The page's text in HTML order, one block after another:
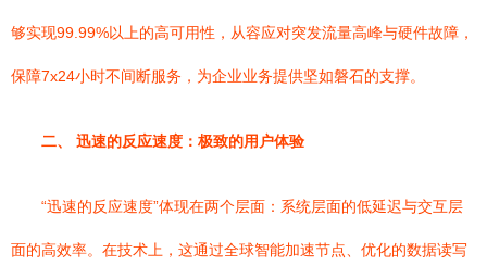
够实现99.99%以上的高可用性，从容应对突发流量高峰与硬件故障，
保障7x24小时不间断服务，为企业业务提供坚如磐石的支撑。
二、 迅速的反应速度：极致的用户体验
“迅速的反应速度”体现在两个层面：系统层面的低延迟与交互层
面的高效率。在技术上，这通过全球智能加速节点、优化的数据读写